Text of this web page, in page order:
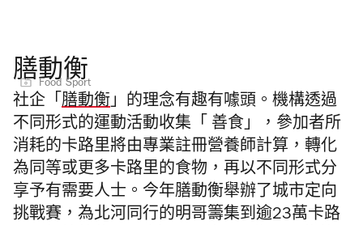
膳動衡
Food Sport
社企「 膳動衡」的理念有趣有噱頭。機構透過
不同形式的運動活動收集「 善食」，參加者所
消耗的卡路里將由專業註冊營養師計算，轉化
為同等或更多卡路里的食物，再以不同形式分
享予有需要人士。今年膳動衡舉辦了城市定向
挑戰賽，為北河同行的明哥籌集到逾23萬卡路